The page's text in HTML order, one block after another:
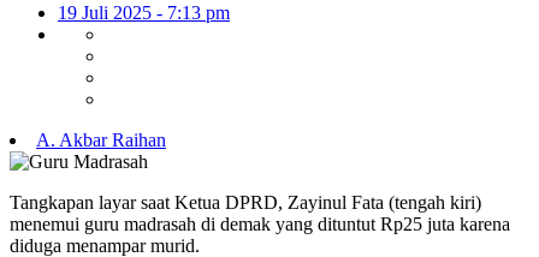
19 Juli 2025 - 7:13 pm
A. Akbar Raihan
Tangkapan layar saat Ketua DPRD, Zayinul Fata (tengah kiri)
menemui guru madrasah di demak yang dituntut Rp25 juta karena
diduga menampar murid.